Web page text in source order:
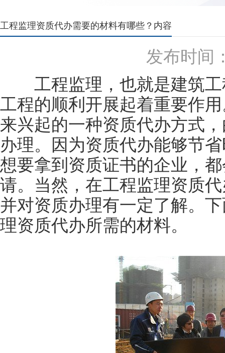
工程监理资质代办需要的材料有哪些？内容
发布时间
工程监理，也就是建筑工
工程的顺利开展起着重要作
来兴起的一种资质代办方式
办理。因为资质代办能够节
想要拿到资质证书的企业，
请。当然，在工程监理资质
并对资质办理有一定了解。
理资质代办所需的材料。